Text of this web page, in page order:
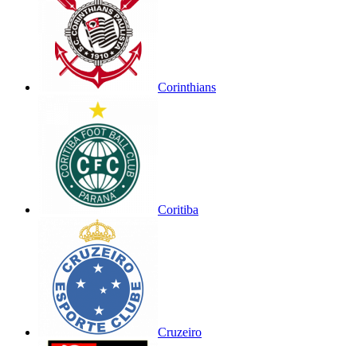
Corinthians
Coritiba
Cruzeiro